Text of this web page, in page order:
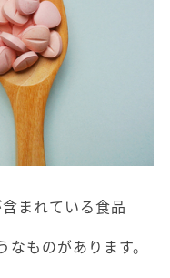
まれている食品
ものがあります。